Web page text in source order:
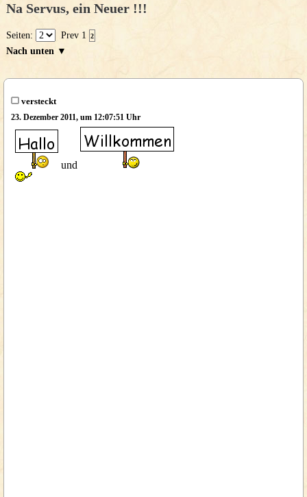
Na Servus, ein Neuer !!!
Seiten: Prev 1 2
Nach unten ▼
versteckt
23. Dezember 2011, um 12:07:51 Uhr
und